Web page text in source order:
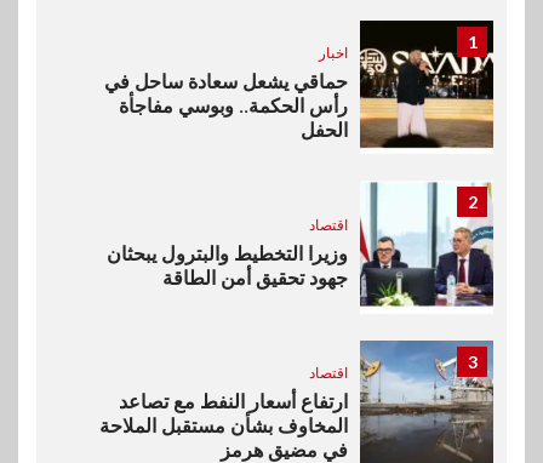
1
اخبار
حماقي يشعل سعادة ساحل في
رأس الحكمة.. وبوسي مفاجأة
الحفل
2
اقتصاد
وزيرا التخطيط والبترول يبحثان
جهود تحقيق أمن الطاقة
3
اقتصاد
ارتفاع أسعار النفط مع تصاعد
المخاوف بشأن مستقبل الملاحة
في مضيق هرمز